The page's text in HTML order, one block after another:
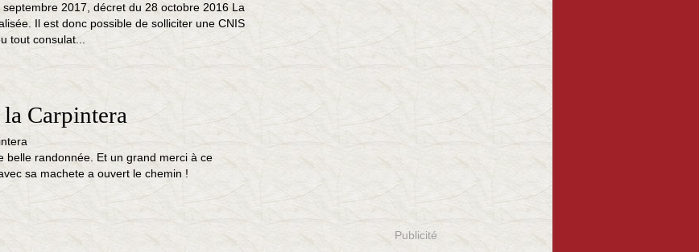
2017, décret du 28 octobre 2016 La
Il est donc possible de solliciter une CNIS
tout consulat...
Carpintera
belle randonnée. Et un grand merci à ce
sa machete a ouvert le chemin !
Publicité